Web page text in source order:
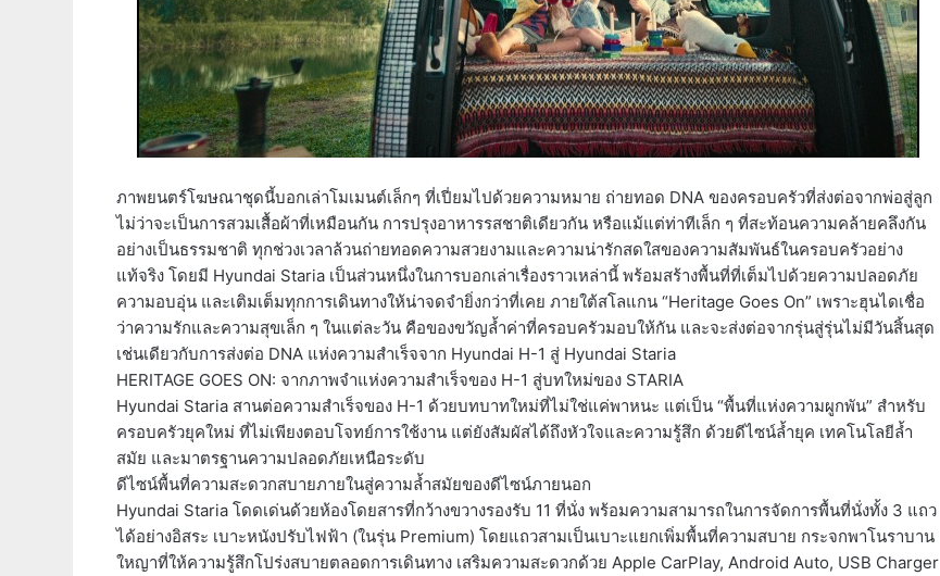
ภาพยนตร์โฆษณาชุดนี้บอกเล่าโมเมนต์เล็กๆ ที่เปี่ยมไปด้วยความหมาย ถ่ายทอด DNA ของครอบครัวที่ส่งต่อจากพ่อสู่ลูก
ไม่ว่าจะเป็นการสวมเสื้อผ้าที่เหมือนกัน การปรุงอาหารรสชาติเดียวกัน หรือแม้แต่ท่าทีเล็ก ๆ ที่สะท้อนความคล้ายคลึงกัน
อย่างเป็นธรรมชาติ ทุกช่วงเวลาล้วนถ่ายทอดความสวยงามและความน่ารักสดใสของความสัมพันธ์ในครอบครัวอย่าง
แท้จริง โดยมี Hyundai Staria เป็นส่วนหนึ่งในการบอกเล่าเรื่องราวเหล่านี้ พร้อมสร้างพื้นที่ที่เต็มไปด้วยความปลอดภัย
ความอบอุ่น และเติมเต็มทุกการเดินทางให้น่าจดจำยิ่งกว่าที่เคย ภายใต้สโลแกน “Heritage Goes On” เพราะฮุนไดเชื่อ
ว่าความรักและความสุขเล็ก ๆ ในแต่ละวัน คือของขวัญล้ำค่าที่ครอบครัวมอบให้กัน และจะส่งต่อจากรุ่นสู่รุ่นไม่มีวันสิ้นสุด
เช่นเดียวกับการส่งต่อ DNA แห่งความสำเร็จจาก Hyundai H-1 สู่ Hyundai Staria
HERITAGE GOES ON: จากภาพจำแห่งความสำเร็จของ H-1 สู่บทใหม่ของ STARIA
Hyundai Staria สานต่อความสำเร็จของ H-1 ด้วยบทบาทใหม่ที่ไม่ใช่แค่พาหนะ แต่เป็น “พื้นที่แห่งความผูกพัน” สำหรับ
ครอบครัวยุคใหม่ ที่ไม่เพียงตอบโจทย์การใช้งาน แต่ยังสัมผัสได้ถึงหัวใจและความรู้สึก ด้วยดีไซน์ล้ำยุค เทคโนโลยีล้ำ
สมัย และมาตรฐานความปลอดภัยเหนือระดับ
ดีไซน์พื้นที่ความสะดวกสบายภายในสู่ความล้ำสมัยของดีไซน์ภายนอก
Hyundai Staria โดดเด่นด้วยห้องโดยสารที่กว้างขวางรองรับ 11 ที่นั่ง พร้อมความสามารถในการจัดการพื้นที่นั่งทั้ง 3 แถว
ได้อย่างอิสระ เบาะหนังปรับไฟฟ้า (ในรุ่น Premium) โดยแถวสามเป็นเบาะแยกเพิ่มพื้นที่ความสบาย กระจกพาโนราบาน
ใหญาที่ให้ความรู้สึกโปร่งสบายตลอดการเดินทาง เสริมความสะดวกด้วย Apple CarPlay, Android Auto, USB Charger